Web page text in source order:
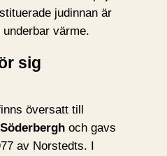
judinnan är
värme.
sig
översatt till
och gavs
av Norstedts. I